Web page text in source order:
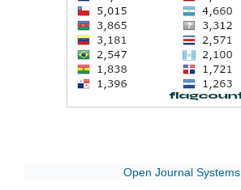
Open Journal Systems